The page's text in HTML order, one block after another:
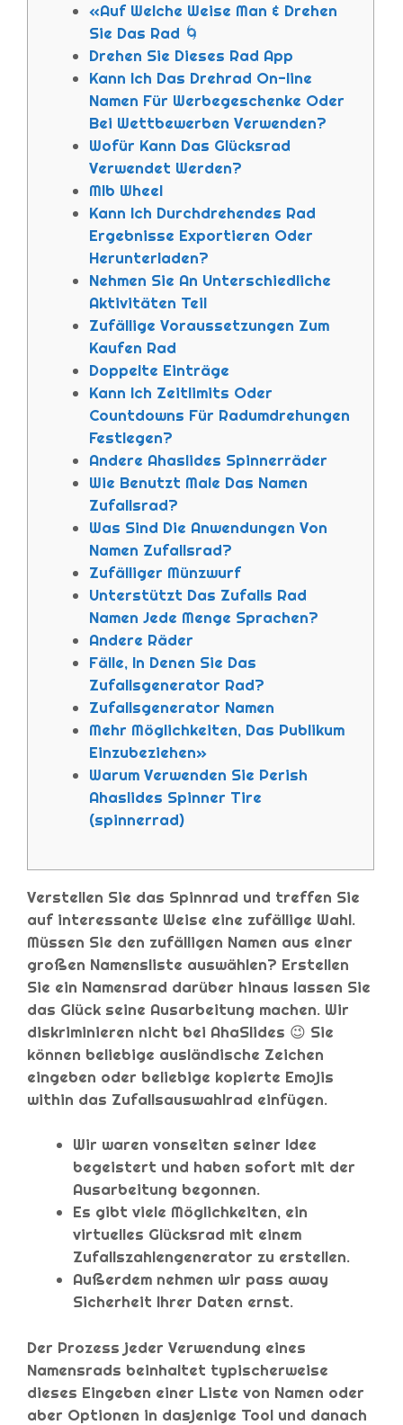
«Auf Welche Weise Man & Drehen
Sie Das Rad 🌀
Drehen Sie Dieses Rad App
Kann Ich Das Drehrad On-line
Namen Für Werbegeschenke Oder
Bei Wettbewerben Verwenden?
Wofür Kann Das Glücksrad
Verwendet Werden?
Mlb Wheel
Kann Ich Durchdrehendes Rad
Ergebnisse Exportieren Oder
Herunterladen?
Nehmen Sie An Unterschiedliche
Aktivitäten Teil
Zufällige Voraussetzungen Zum
Kaufen Rad
Doppelte Einträge
Kann Ich Zeitlimits Oder
Countdowns Für Radumdrehungen
Festlegen?
Andere Ahaslides Spinnerräder
Wie Benutzt Male Das Namen
Zufallsrad?
Was Sind Die Anwendungen Von
Namen Zufallsrad?
Zufälliger Münzwurf
Unterstützt Das Zufalls Rad
Namen Jede Menge Sprachen?
Andere Räder
Fälle, In Denen Sie Das
Zufallsgenerator Rad?
Zufallsgenerator Namen
Mehr Möglichkeiten, Das Publikum
Einzubeziehen»
Warum Verwenden Sie Perish
Ahaslides Spinner Tire
(spinnerrad)
Verstellen Sie das Spinnrad und treffen Sie
auf interessante Weise eine zufällige Wahl.
Müssen Sie den zufälligen Namen aus einer
großen Namensliste auswählen? Erstellen
Sie ein Namensrad darüber hinaus lassen Sie
das Glück seine Ausarbeitung machen. Wir
diskriminieren nicht bei AhaSlides 😉 Sie
können beliebige ausländische Zeichen
eingeben oder beliebige kopierte Emojis
within das Zufallsauswahlrad einfügen.
Wir waren vonseiten seiner Idee
begeistert und haben sofort mit der
Ausarbeitung begonnen.
Es gibt viele Möglichkeiten, ein
virtuelles Glücksrad mit einem
Zufallszahlengenerator zu erstellen.
Außerdem nehmen wir pass away
Sicherheit Ihrer Daten ernst.
Der Prozess jeder Verwendung eines
Namensrads beinhaltet typischerweise
dieses Eingeben einer Liste von Namen oder
aber Optionen in dasjenige Tool und danach